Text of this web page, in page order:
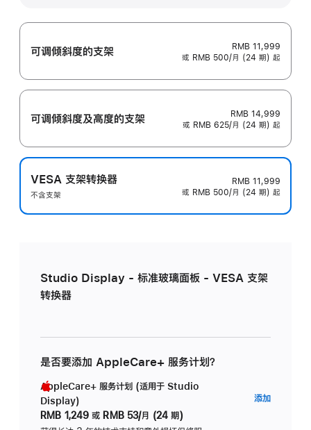
可调倾斜度的支架
RMB 11,999
或 RMB 500/月 (24 期) 起
可调倾斜度及高‍度的支‍架
RMB 14,999
或 RMB 625/月 (24 期) 起
VESA 支架转换器
不含支架
RMB 11,999
或 RMB 500/月 (24 期) 起
Studio Display - 标准玻璃面板 - VESA 支架
转换器
是否要添加 AppleCare+ 服务计划？
AppleCare+ 服务计划 (适用于 Studio
Display)
RMB 1,249 或 RMB 53/月 (24 期)
添加